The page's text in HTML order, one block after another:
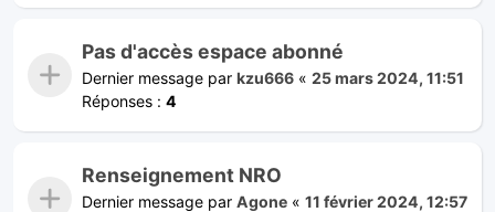
Pas d'accès espace abonné
Dernier message par kzu666 « 25 mars 2024, 11:51
Réponses : 4
Renseignement NRO
Dernier message par Agone « 11 février 2024, 12:57